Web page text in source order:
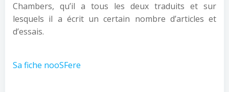
Chambers, qu’il a tous les deux traduits et sur
lesquels il a écrit un certain nombre d’articles et
d’essais.
Sa fiche nooSFere